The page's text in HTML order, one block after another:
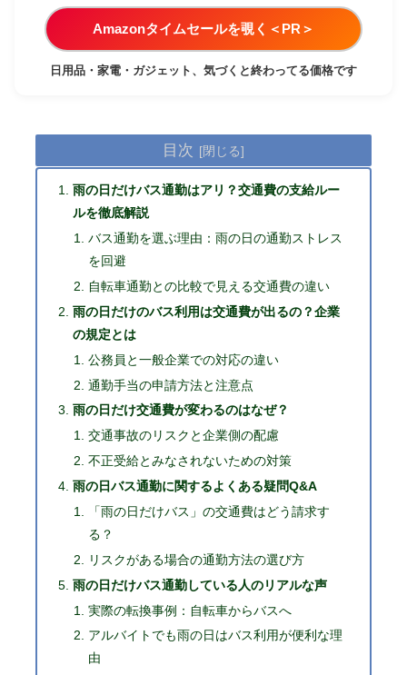
Amazonタイムセールを覗く＜PR＞
日用品・家電・ガジェット、気づくと終わってる価格です
目次
雨の日だけバス通勤はアリ？交通費の支給ルー
ルを徹底解説
バス通勤を選ぶ理由：雨の日の通勤ストレス
を回避
自転車通勤との比較で見える交通費の違い
雨の日だけのバス利用は交通費が出るの？企業
の規定とは
公務員と一般企業での対応の違い
通勤手当の申請方法と注意点
雨の日だけ交通費が変わるのはなぜ？
交通事故のリスクと企業側の配慮
不正受給とみなされないための対策
雨の日バス通勤に関するよくある疑問Q&A
「雨の日だけバス」の交通費はどう請求す
る？
リスクがある場合の通勤方法の選び方
雨の日だけバス通勤している人のリアルな声
実際の転換事例：自転車からバスへ
アルバイトでも雨の日はバス利用が便利な理
由